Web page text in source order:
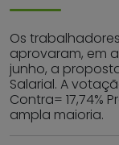
Os
aprovaram, em
junho, a
Salarial. A
Contra= 17,74%
ampla maioria.